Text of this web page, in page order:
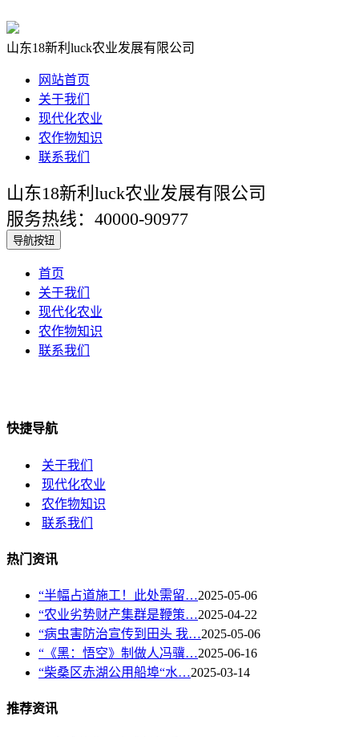
山东18新利luck农业发展有限公司
网站首页
关于我们
现代化农业
农作物知识
联系我们
山东18新利luck农业发展有限公司
服务热线：40000-90977
导航按钮
首页
关于我们
现代化农业
农作物知识
联系我们
快捷导航
关于我们
现代化农业
农作物知识
联系我们
热门资讯
“半幅占道施工！此处需留…2025-05-06
“农业劣势财产集群是鞭策…2025-04-22
“病虫害防治宣传到田头 我…2025-05-06
“《黑：悟空》制做人冯骥…2025-06-16
“柴桑区赤湖公用船埠“水…2025-03-14
推荐资讯